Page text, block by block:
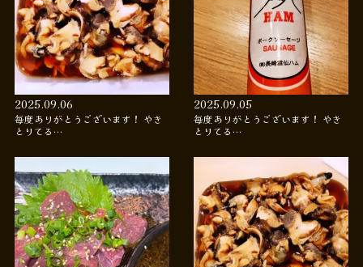
2025.09.06
毎度ありがとうございます！ やき
とりてる…
2025.09.05
毎度ありがとうございます！ やき
とりてる…